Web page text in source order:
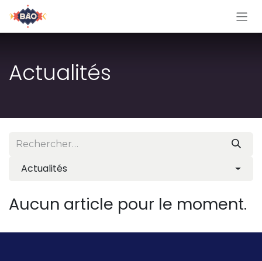
Se rendre au contenu
Actualités
Actualités
Aucun article pour le moment.